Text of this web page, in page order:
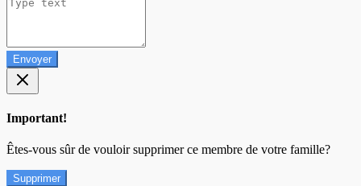
Envoyer
Important!
Êtes-vous sûr de vouloir supprimer ce membre de votre famille?
Supprimer